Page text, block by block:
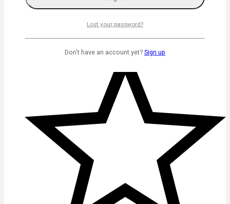
Lost your password?
Don't have an account yet? Sign up